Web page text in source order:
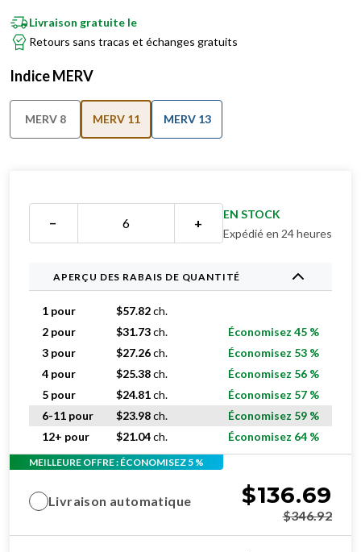
Livraison gratuite le
Retours sans tracas et échanges gratuits
Indice MERV
MERV 8 MERV 11 MERV 13
− +
EN STOCK
Expédié en 24 heures
APERÇU DES RABAIS DE QUANTITÉ
1 pour $57.82ch.
2 pour
$31.73ch.
Économisez 45 %
3 pour
$27.26ch.
Économisez 53 %
4 pour
$25.38ch.
Économisez 56 %
5 pour
$24.81ch.
Économisez 57 %
6-11 pour
$23.98ch.
Économisez 59 %
12+ pour
$21.04ch. Économisez 64 %
MEILLEURE OFFRE : ÉCONOMISEZ 5 %
Livraison automatique $136.69
$346.92